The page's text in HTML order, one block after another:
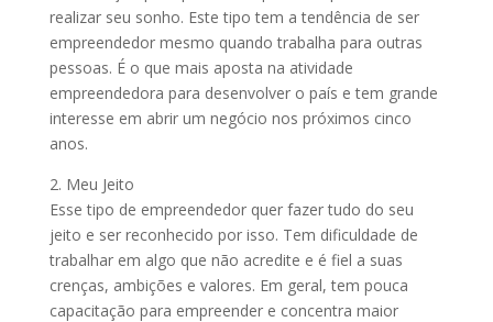
realizar seu sonho. Este tipo tem a tendência de ser
empreendedor mesmo quando trabalha para outras
pessoas. É o que mais aposta na atividade
empreendedora para desenvolver o país e tem grande
interesse em abrir um negócio nos próximos cinco
anos.
2. Meu Jeito
Esse tipo de empreendedor quer fazer tudo do seu
jeito e ser reconhecido por isso. Tem dificuldade de
trabalhar em algo que não acredite e é fiel a suas
crenças, ambições e valores. Em geral, tem pouca
capacitação para empreender e concentra maior